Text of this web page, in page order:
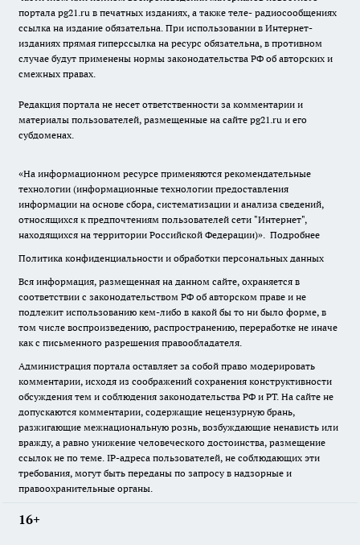
портала pg21.ru в печатных изданиях, а также теле- радиосообщениях
ссылка на издание обязательна. При использовании в Интернет-
изданиях прямая гиперссылка на ресурс обязательна, в противном
случае будут применены нормы законодательства РФ об авторских и
смежных правах.
Редакция портала не несет ответственности за комментарии и
материалы пользователей, размещенные на сайте pg21.ru и его
субдоменах.
«На информационном ресурсе применяются рекомендательные
технологии (информационные технологии предоставления
информации на основе сбора, систематизации и анализа сведений,
относящихся к предпочтениям пользователей сети "Интернет",
находящихся на территории Российской Федерации)». Подробнее
Политика конфиденциальности и обработки персональных данных
Вся информация, размещенная на данном сайте, охраняется в
соответствии с законодательством РФ об авторском праве и не
подлежит использованию кем-либо в какой бы то ни было форме, в
том числе воспроизведению, распространению, переработке не иначе
как с письменного разрешения правообладателя.
Администрация портала оставляет за собой право модерировать
комментарии, исходя из соображений сохранения конструктивности
обсуждения тем и соблюдения законодательства РФ и РТ. На сайте не
допускаются комментарии, содержащие нецензурную брань,
разжигающие межнациональную рознь, возбуждающие ненависть или
вражду, а равно унижение человеческого достоинства, размещение
ссылок не по теме. IP-адреса пользователей, не соблюдающих эти
требования, могут быть переданы по запросу в надзорные и
правоохранительные органы.
16+